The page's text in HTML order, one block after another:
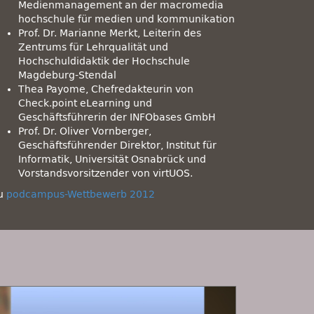
Medienmanagement an der macromedia
hochschule für medien und kommunikation
Prof. Dr. Marianne Merkt, Leiterin des
Zentrums für Lehrqualität und
Hochschuldidaktik der Hochschule
Magdeburg-Stendal
Thea Payome, Chefredakteurin von
Check.point eLearning und
Geschäftsführerin der INFObases GmbH
Prof. Dr. Oliver Vornberger,
Geschäftsführender Direktor, Institut für
Informatik, Universität Osnabrück und
Vorstandsvorsitzender von virtUOS.
podcampus-Wettbewerb 2012